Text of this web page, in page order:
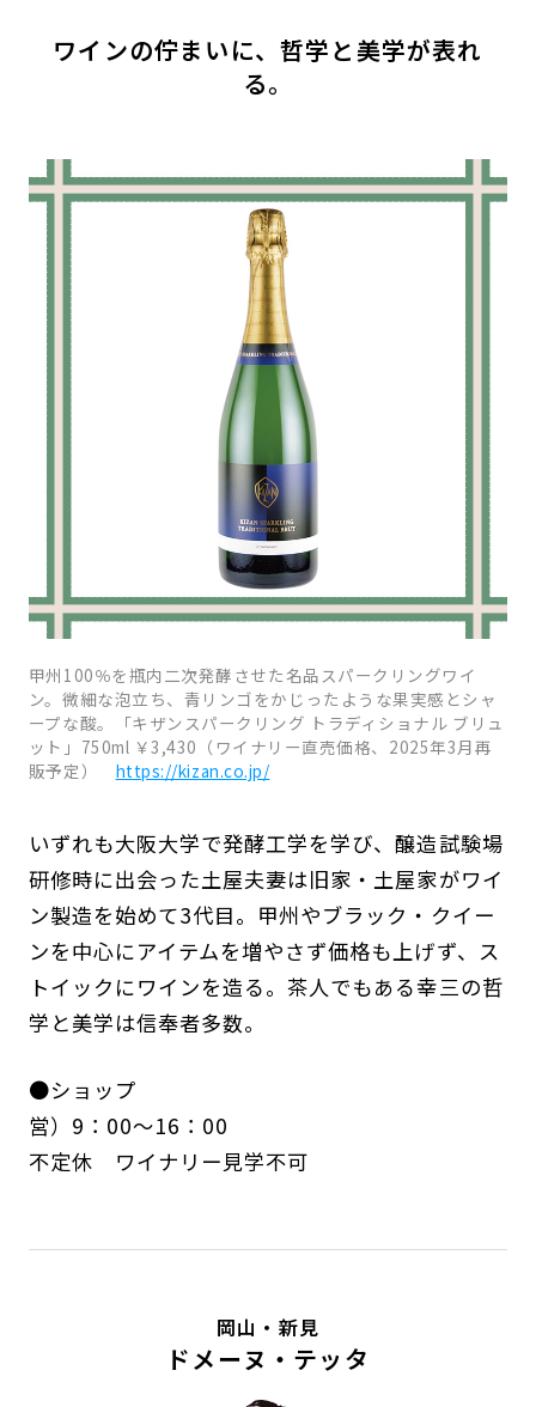
ワインの佇まいに、哲学と美学が表れ
る。
甲州100％を瓶内二次発酵させた名品スパークリングワイ
ン。微細な泡立ち、青リンゴをかじったような果実感とシャ
ープな酸。「キザンスパークリング トラディショナル ブリュ
ット」750ml ￥3,430（ワイナリー直売価格、2025年3月再
販予定） https://kizan.co.jp/
いずれも大阪大学で発酵工学を学び、醸造試験場
研修時に出会った土屋夫妻は旧家・土屋家がワイ
ン製造を始めて3代目。甲州やブラック・クイー
ンを中心にアイテムを増やさず価格も上げず、ス
トイックにワインを造る。茶人でもある幸三の哲
学と美学は信奉者多数。
●ショップ
営）9：00～16：00
不定休 ワイナリー見学不可
岡山・新見
ドメーヌ・テッタ